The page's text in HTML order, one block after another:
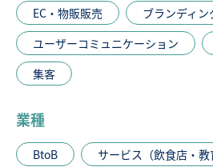
EC・物販販売
ブランディン
ユーザーコミュニケーション
集客
業種
BtoB
サービス（飲食店・教